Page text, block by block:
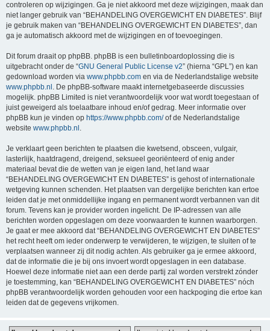
controleren op wijzigingen. Ga je niet akkoord met deze wijzigingen, maak dan
niet langer gebruik van “BEHANDELING OVERGEWICHT EN DIABETES”. Blijf
je gebruik maken van “BEHANDELING OVERGEWICHT EN DIABETES”, dan
ga je automatisch akkoord met de wijzigingen en of toevoegingen.
Dit forum draait op phpBB. phpBB is een bulletinboardoplossing die is
uitgebracht onder de “GNU General Public License v2” (hierna “GPL”) en kan
gedownload worden via www.phpbb.com en via de Nederlandstalige website
www.phpbb.nl . De phpBB-software maakt internetgebaseerde discussies
mogelijk. phpBB Limited is niet verantwoordelijk voor wat wordt toegestaan of
juist geweigerd als toelaatbare inhoud en/of gedrag. Meer informatie over
phpBB kun je vinden op https://www.phpbb.com/of de Nederlandstalige
website www.phpbb.nl .
Je verklaart geen berichten te plaatsen die kwetsend, obsceen, vulgair,
lasterlijk, haatdragend, dreigend, seksueel georiënteerd of enig ander
materiaal bevat die de wetten van je eigen land, het land waar
“BEHANDELING OVERGEWICHT EN DIABETES” is gehost of internationale
wetgeving kunnen schenden. Het plaatsen van dergelijke berichten kan ertoe
leiden dat je met onmiddellijke ingang en permanent wordt verbannen van dit
forum. Tevens kan je provider worden ingelicht. De IP-adressen van alle
berichten worden opgeslagen om deze voorwaarden te kunnen waarborgen.
Je gaat er mee akkoord dat “BEHANDELING OVERGEWICHT EN DIABETES”
het recht heeft om ieder onderwerp te verwijderen, te wijzigen, te sluiten of te
verplaatsen wanneer zij dit nodig achten. Als gebruiker ga je ermee akkoord,
dat de informatie die je bij ons invoert wordt opgeslagen in een database.
Hoewel deze informatie niet aan een derde partij zal worden verstrekt zónder
je toestemming, kan “BEHANDELING OVERGEWICHT EN DIABETES” nóch
phpBB verantwoordelijk worden gehouden voor een hackpoging die ertoe kan
leiden dat de gegevens vrijkomen.